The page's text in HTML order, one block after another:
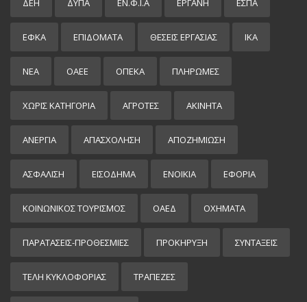
ΔΕΗ ΔΥΠΑ ΕΝ.Φ.Ι.Α ΕΡΓΑΝΗ ΕΣΠΑ
ΕΦΚΑ ΕΠΙΔΌΜΑΤΑ ΘΕΣΕΙΣ ΕΡΓΑΣΙΑΣ ΙΚΑ
ΝΕΑ ΟΑΕΕ ΟΠΕΚΑ ΠΛΗΡΩΜΕΣ
ΧΩΡΊΣ ΚΑΤΗΓΟΡΊΑ ΑΓΡΟΤΕΣ ΑΚΙΝΗΤΑ
ΑΝΕΡΓΙΑ ΑΠΑΣΧΟΛΗΣΗ ΑΠΟΖΗΜΙΩΣΗ
ΑΣΦΑΛΙΣΗ ΕΙΣΌΔΗΜΑ ΕΝΟΙΚΙΑ ΕΦΟΡΙΑ
ΚΟΙΝΩΝΙΚΟΣ ΤΟΥΡΙΣΜΟΣ ΟΑΕΔ ΟΧΗΜΑΤΑ
ΠΑΡΑΤΑΣΕΙΣ-ΠΡΟΘΕΣΜΙΕΣ ΠΡΟΚΉΡΥΞΗ ΣΥΝΤΑΞΕΙΣ
ΤΕΛΗ ΚΥΚΛΟΦΟΡΙΑΣ ΤΡΑΠΕΖΕΣ